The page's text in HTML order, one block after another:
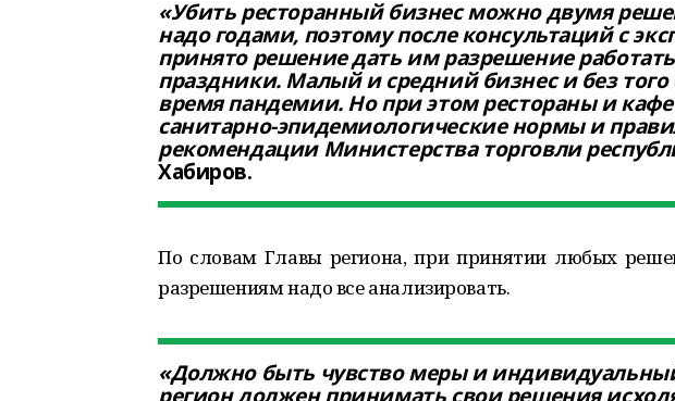
«Убить ресторанный бизнес можно двумя
надо годами, поэтому после консультаций с
принято решение дать им разрешение
праздники. Малый и средний бизнес и без того
время пандемии. Но при этом рестораны и
санитарно-эпидемиологические нормы и
рекомендации Министерства торговли
Хабиров.
По словам Главы региона, при принятии любых
разрешениям надо все анализировать.
«Должно быть чувство меры и